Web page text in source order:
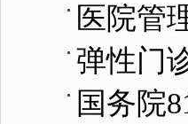
医院管
弹性门
国务院